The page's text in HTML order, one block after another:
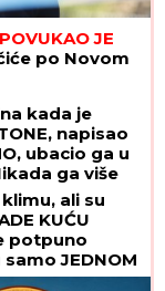
JE
po Novom
kada je
napisao
ubacio ga u
ga više
majka
JOJ JE
ali su
KUĆU
potpuno
JEDNOM